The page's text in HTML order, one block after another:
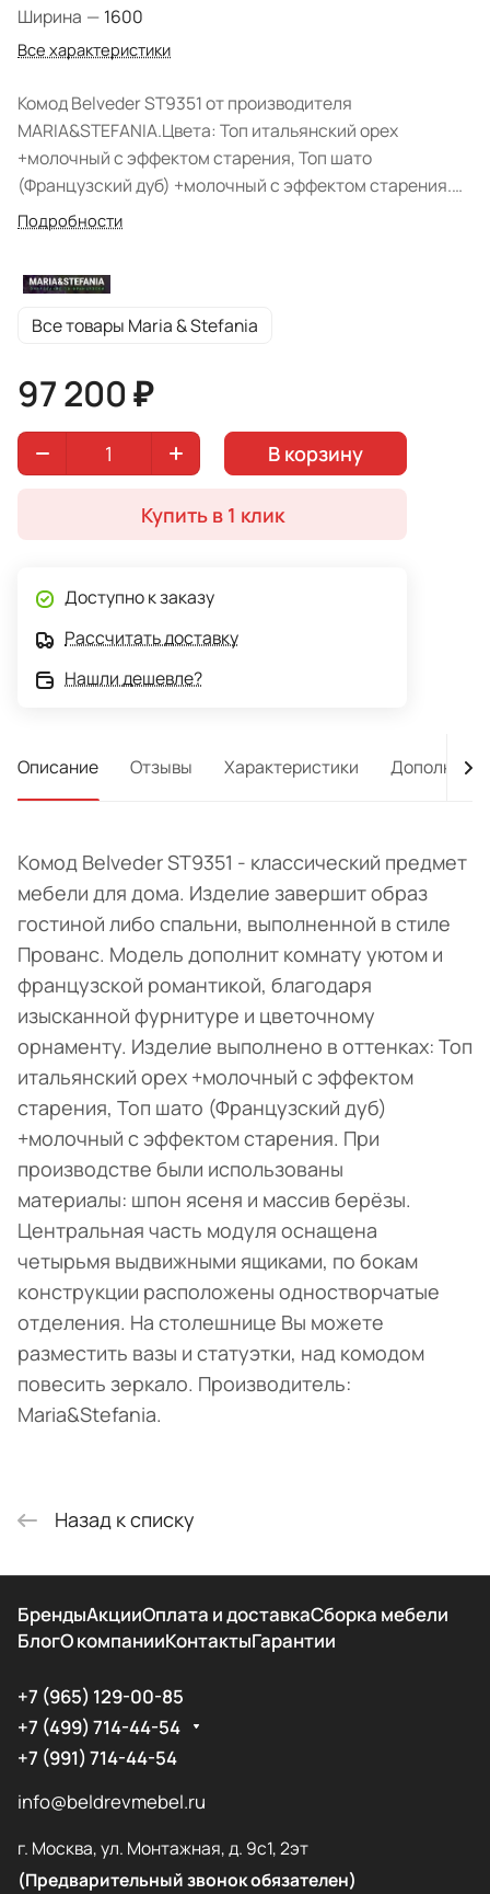
Ширина — 1600
Все характеристики
Комод Belveder ST9351 от производителя
MARIA&STEFANIA.Цвета: Топ итальянский орех
+молочный с эффектом старения, Топ шато
(Французский дуб) +молочный с эффектом старения.
Материалы: шпон ясеня и массив берёзы.
Подробности
Все товары Maria & Stefania
97 200 ₽
В корзину
Купить в 1 клик
Доступно к заказу
Рассчитать доставку
Нашли дешевле?
Описание Отзывы Характеристики
Комод Belveder ST9351 - классический предмет
мебели для дома. Изделие завершит образ
гостиной либо спальни, выполненной в стиле
Прованс. Модель дополнит комнату уютом и
французской романтикой, благодаря
изысканной фурнитуре и цветочному
орнаменту. Изделие выполнено в оттенках: Топ
итальянский орех +молочный с эффектом
старения, Топ шато (Французский дуб)
+молочный с эффектом старения. При
производстве были использованы
материалы: шпон ясеня и массив берёзы.
Центральная часть модуля оснащена
четырьмя выдвижными ящиками, по бокам
конструкции расположены одностворчатые
отделения. На столешнице Вы можете
разместить вазы и статуэтки, над комодом
повесить зеркало. Производитель:
Maria&Stefania.
Назад к списку
БрендыАкцииОплата и доставкаСборка мебели
БлогО компанииКонтактыГарантии
+7 (965) 129-00-85
+7 (499) 714-44-54
+7 (991) 714-44-54
info@beldrevmebel.ru
г. Москва, ул. Монтажная, д. 9с1, 2эт
(Предварительный звонок обязателен)